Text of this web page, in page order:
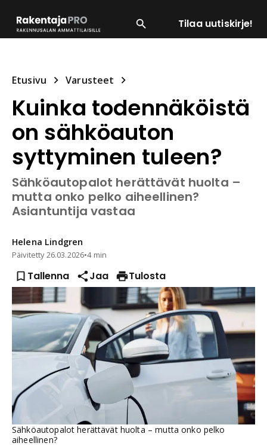
Tilaa uutiskirje!
Etusivu Varusteet
Kuinka todennäköistä
on sähköauton
syttyminen tuleen?
Sähköautopalot herättävät huolta –
mutta onko pelko aiheellinen?
Asiantuntija vastaa
Helena Lindgren
Päivitetty26.03.2026•4 min
Tallenna Jaa Tulosta
Sähköautopalot herättävät huolta – mutta onko pelko
aiheellinen?